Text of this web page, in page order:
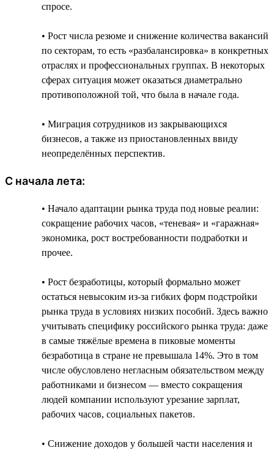
спросе.
• Рост числа резюме и снижение количества вакансий
по секторам, то есть «разбалансировка» в конкретных
отраслях и профессиональных группах. В некоторых
сферах ситуация может оказаться диаметрально
противоположной той, что была в начале года.
• Миграция сотрудников из закрывающихся
бизнесов, а также из приостановленных ввиду
неопределённых перспектив.
С начала лета:
• Начало адаптации рынка труда под новые реалии:
сокращение рабочих часов, «теневая» и «гаражная»
экономика, рост востребованности подработки и
прочее.
• Рост безработицы, который формально может
остаться невысоким из-за гибких форм подстройки
рынка труда в условиях низких пособий. Здесь важно
учитывать специфику российского рынка труда: даже
в самые тяжёлые времена в пиковые моменты
безработица в стране не превышала 14%. Это в том
числе обусловлено негласным обязательством между
работниками и бизнесом — вместо сокращения
людей компании используют урезание зарплат,
рабочих часов, социальных пакетов.
• Снижение доходов у большей части населения и